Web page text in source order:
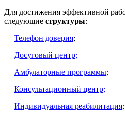
Для достижения эффективной
следующие структуры:
— Телефон доверия;
— Досуговый центр;
— Амбулаторные программы;
— Консультационный центр;
— Индивидуальная реабилитация;